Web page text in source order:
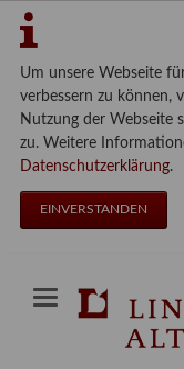
Um unsere Webseite
verbessern zu können,
Nutzung der Webseite
zu. Weitere
Datenschutzerklärung.
EINVERSTANDEN